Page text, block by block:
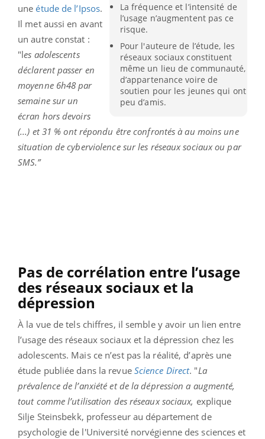
La fréquence et l’intensité de
l’usage n’augmentent pas ce
risque.
Pour l'auteure de l’étude, les
réseaux sociaux constituent
même un lieu de communauté,
d’appartenance voire de
soutien pour les jeunes qui ont
peu d’amis.
uneétude de l’Ipsos.
Il met aussi en avant
un autre constat :
"les adolescents
déclarent passer en
moyenne 6h48 par
semaine sur un
écran hors devoirs
(...) et 31 % ont répondu être confrontés à au moins une
situation de cyberviolence sur les réseaux sociaux ou par
SMS.”
Pas de corrélation entre l’usage
des réseaux sociaux et la
dépression
À la vue de tels chiffres, il semble y avoir un lien entre
l’usage des réseaux sociaux et la dépression chez les
adolescents. Mais ce n’est pas la réalité, d’après une
étude publiée dans la revue Science Direct. "La
prévalence de l’anxiété et de la dépression a augmenté,
tout comme l’utilisation des réseaux sociaux, explique
Silje Steinsbekk, professeur au département de
psychologie de l'Université norvégienne des sciences et